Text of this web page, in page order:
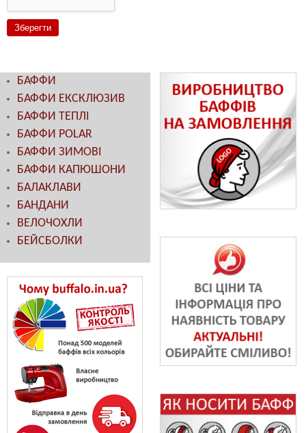
БАФФИ
БАФФИ ЕКСКЛЮЗИВ
БАФФИ ТЕПЛІ
БАФФИ POLAR
БАФФИ ЗИМОВІ
БАФФИ КАПЮШОНИ
БАЛАКЛАВИ
БАНДАНИ
ВЕЛОЧОХЛИ
БЕЙСБОЛКИ